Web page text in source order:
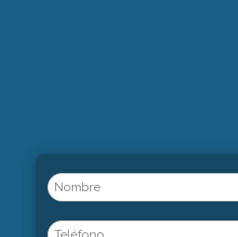
Name
(Obligatorio)
Phone